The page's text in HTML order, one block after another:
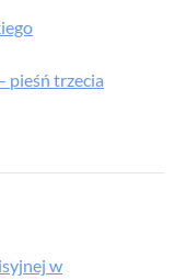
pieśń trzecia
w